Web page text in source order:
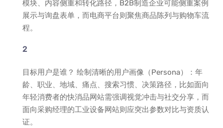
模块、内容侧重和转化路径，B2B制造企业可能侧重案例
展示与询盘表单，而电商平台则聚焦商品陈列与购物车流
程。
目标用户是谁？ 绘制清晰的用户画像（Persona）：年
龄、职业、地域、痛点、搜索习惯、决策路径，比如面向
年轻消费者的快消品网站需强调视觉冲击与社交分享，而
面向采购经理的工业设备网站则应突出参数对比与资质认
证。